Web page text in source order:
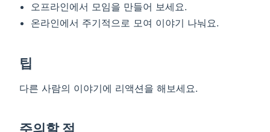
오프라인에서 모임을 만들어 보세요.
온라인에서 주기적으로 모여 이야기 나눠요.
팁
다른 사람의 이야기에 리액션을 해보세요.
주의할 점